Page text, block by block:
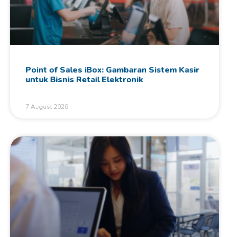
Point of Sales iBox: Gambaran Sistem Kasir
untuk Bisnis Retail Elektronik
7 August 2026